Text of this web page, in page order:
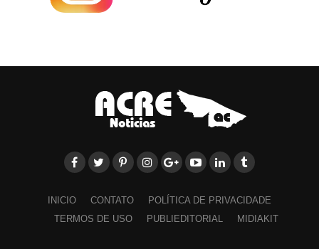
INICIO CONTATO
POLÍTICA DE PRIVACIDADE
TERMOS DE USO
PUBLIEDITORIAL MIDIAKIT